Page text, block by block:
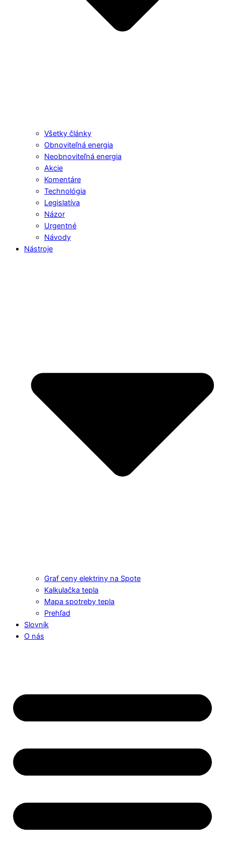
Všetky články
Obnoviteľná energia
Neobnoviteľná energia
Akcie
Komentáre
Technológia
Legislatíva
Názor
Urgentné
Návody
Nástroje
Graf ceny elektriny na Spote
Kalkulačka tepla
Mapa spotreby tepla
Prehľad
Slovník
O nás